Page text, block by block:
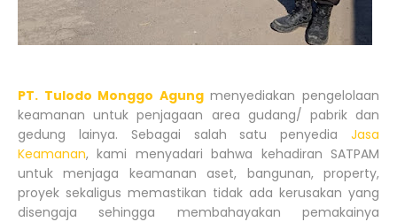
PT. Tulodo Monggo Agungmenyediakan pengelolaan
keamanan untuk penjagaan area gudang/ pabrik dan
gedung lainya. Sebagai salah satu penyedia Jasa
Keamanan, kami menyadari bahwa kehadiran SATPAM
untuk menjaga keamanan aset, bangunan, property,
proyek sekaligus memastikan tidak ada kerusakan yang
disengaja sehingga membahayakan pemakainya